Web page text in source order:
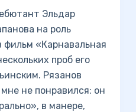
Эльдар
на роль
фильм «Карнавальная
проб его
Рязанов
не понравился: он
в манере,